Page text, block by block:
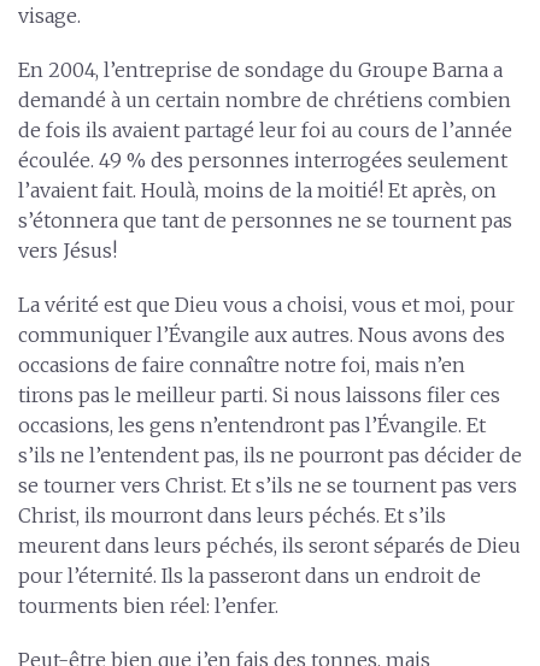
visage.
En 2004, l’entreprise de sondage du Groupe Barna a
demandé à un certain nombre de chrétiens combien
de fois ils avaient partagé leur foi au cours de l’année
écoulée. 49 % des personnes interrogées seulement
l’avaient fait. Houlà, moins de la moitié! Et après, on
s’étonnera que tant de personnes ne se tournent pas
vers Jésus!
La vérité est que Dieu vous a choisi, vous et moi, pour
communiquer l’Évangile aux autres. Nous avons des
occasions de faire connaître notre foi, mais n’en
tirons pas le meilleur parti. Si nous laissons filer ces
occasions, les gens n’entendront pas l’Évangile. Et
s’ils ne l’entendent pas, ils ne pourront pas décider de
se tourner vers Christ. Et s’ils ne se tournent pas vers
Christ, ils mourront dans leurs péchés. Et s’ils
meurent dans leurs péchés, ils seront séparés de Dieu
pour l’éternité. Ils la passeront dans un endroit de
tourments bien réel: l’enfer.
Peut-être bien que j’en fais des tonnes, mais